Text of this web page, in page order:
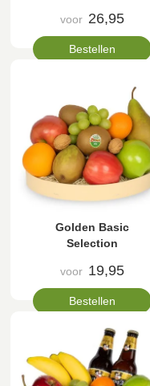
voor 26,95
Bestellen
Golden Basic
Selection
voor 19,95
Bestellen